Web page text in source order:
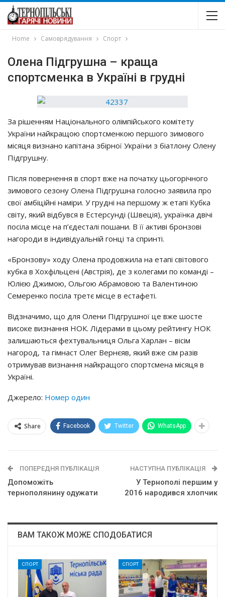
Home Самоврядування Спорт
Олена Підгрушна – краща
спортсменка в Україні в грудні
За рішенням Національного олімпійського комітету
України найкращою спортсменкою першого зимового
місяця визнано капітана збірної України з біатлону Олену
Підгрушну.
Після повернення в спорт вже на початку цьогорічного
зимового сезону Олена Підгрушна голосно заявила про
свої амбіційні наміри. У грудні на першому ж етапі Кубка
світу, який відбувся в Естерсунді (Швеція), українка двічі
посіла місце на п’єдесталі пошани. В її активі бронзові
нагороди в індивідуальній гонці та спринті.
«Бронзову» ходу Олена продовжила на етапі світового
кубка в Хохфільцені (Австрія), де з колегами по команді –
Юлією Джимою, Ольгою Абрамовою та Валентиною
Семеренко посіла третє місце в естафеті.
Відзначимо, що для Олени Підгрушної це вже шосте
високе визнання НОК. Лідерами в цьому рейтингу НОК
залишаються фехтувальниця Ольга Харлан – вісім
нагород, та гімнаст Олег Вернєяв, який вже сім разів
отримував визнання найкращого спортсмена місяця в
Україні.
Джерело: Номер один
Share Facebook Twitter WhatsApp
ПОПЕРЕДНЯ ПУБЛІКАЦІЯ
Допоможіть
тернополянину одужати
НАСТУПНА ПУБЛІКАЦІЯ
У Тернополі першим у
2016 народився хлопчик
ВАМ ТАКОЖ МОЖЕ СПОДОБАТИСЯ
СПОРТ СПОРТ